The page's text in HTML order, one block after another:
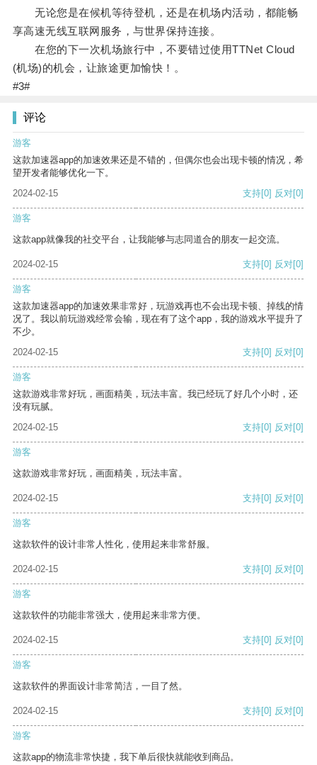
无论您是在候机等待登机，还是在机场内活动，都能畅
享高速无线互联网服务，与世界保持连接。
在您的下一次机场旅行中，不要错过使用TTNet Cloud
(机场)的机会，让旅途更加愉快！。
#3#
评论
游客
这款加速器app的加速效果还是不错的，但偶尔也会出现卡顿的情况，希
望开发者能够优化一下。
2024-02-15
支持[0] 反对[0]
游客
这款app就像我的社交平台，让我能够与志同道合的朋友一起交流。
2024-02-15 支持[0] 反对[0]
游客
这款加速器app的加速效果非常好，玩游戏再也不会出现卡顿、掉线的情
况了。我以前玩游戏经常会输，现在有了这个app，我的游戏水平提升了
不少。
2024-02-15
支持[0] 反对[0]
游客
这款游戏非常好玩，画面精美，玩法丰富。我已经玩了好几个小时，还
没有玩腻。
2024-02-15
支持[0] 反对[0]
游客
这款游戏非常好玩，画面精美，玩法丰富。
2024-02-15 支持[0] 反对[0]
游客
这款软件的设计非常人性化，使用起来非常舒服。
2024-02-15 支持[0] 反对[0]
游客
这款软件的功能非常强大，使用起来非常方便。
2024-02-15 支持[0] 反对[0]
游客
这款软件的界面设计非常简洁，一目了然。
2024-02-15 支持[0] 反对[0]
游客
这款app的物流非常快捷，我下单后很快就能收到商品。